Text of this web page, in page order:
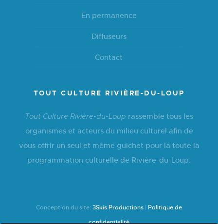
En permanence
Diffuseurs
Contact
TOUT CULTURE RIVIÈRE-DU-LOUP
Tout Culture Rivière-du-Loup rassemble tous les
organismes et acteurs du milieu culturel afin de
vous offrir un seul et même guichet pour la toute la
programmation culturelle de Rivière-du-Loup.
Conception du site: 3Skis Productions | Politique de
confidentialité